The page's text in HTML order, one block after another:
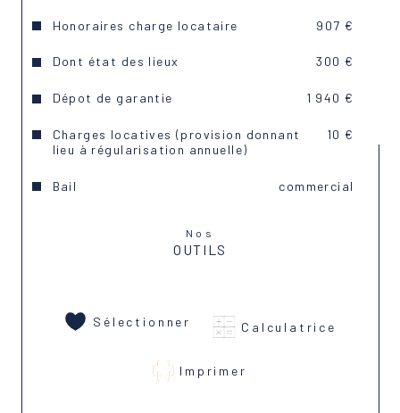
Honoraires charge locataire 907 €
Dont état des lieux 300 €
Dépot de garantie 1 940 €
Charges locatives (provision donnant
lieu à régularisation annuelle)
10 €
Bail commercial
Nos
OUTILS
Sélectionner Calculatrice
Imprimer